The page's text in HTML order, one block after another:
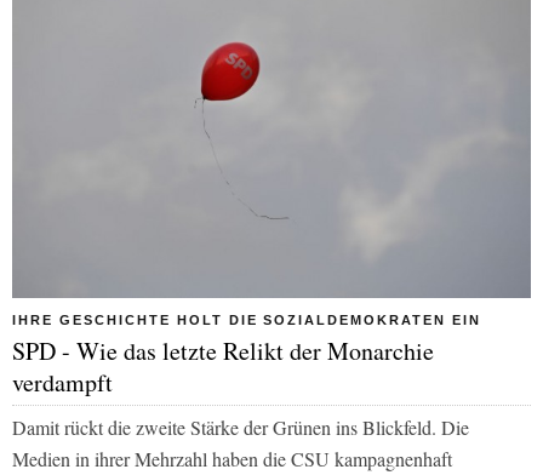
IHRE GESCHICHTE HOLT DIE SOZIALDEMOKRATEN EIN
SPD - Wie das letzte Relikt der Monarchie
verdampft
Damit rückt die zweite Stärke der Grünen ins Blickfeld. Die
Medien in ihrer Mehrzahl haben die CSU kampagnenhaft